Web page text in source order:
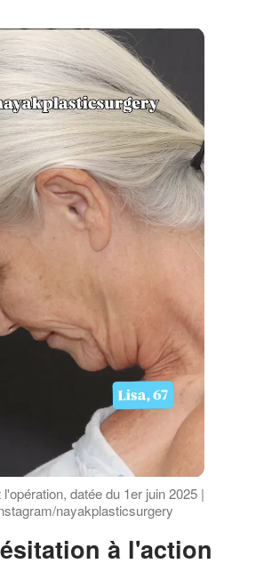
datée du 1er juin 2025 |
nayakplasticsurgery
à l'action